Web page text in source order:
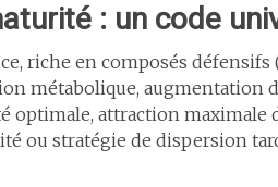
: un code
riche en composés défensifs
métabolique, augmentation
optimale, attraction maximale
ou stratégie de dispersion